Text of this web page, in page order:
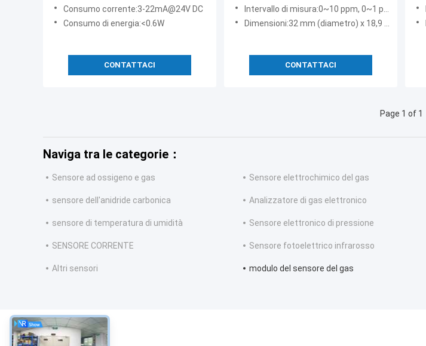
Consumo corrente:3-22mA@24V DC
Consumo di energia:<0.6W
CONTATTACI
nell'aria
Intervallo di misura:0~10 ppm, 0~1 ppm
Dimensioni:32 mm (diametro) x 18,9 mm (altezza)
CONTATTACI
Page 1 of 1
Naviga tra le categorie：
Sensore ad ossigeno e gas Sensore elettrochimico del gas
sensore dell'anidride carbonica Analizzatore di gas elettronico
sensore di temperatura di umidità Sensore elettronico di pressione
SENSORE CORRENTE Sensore fotoelettrico infrarosso
Altri sensori modulo del sensore del gas